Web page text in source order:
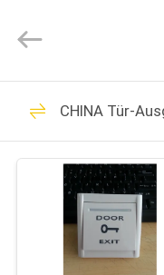
HAUSE
PRODUKTE
VIDEOS
COMPANY
LIMITED.
Reserved.
Smart
CHINA Tür-